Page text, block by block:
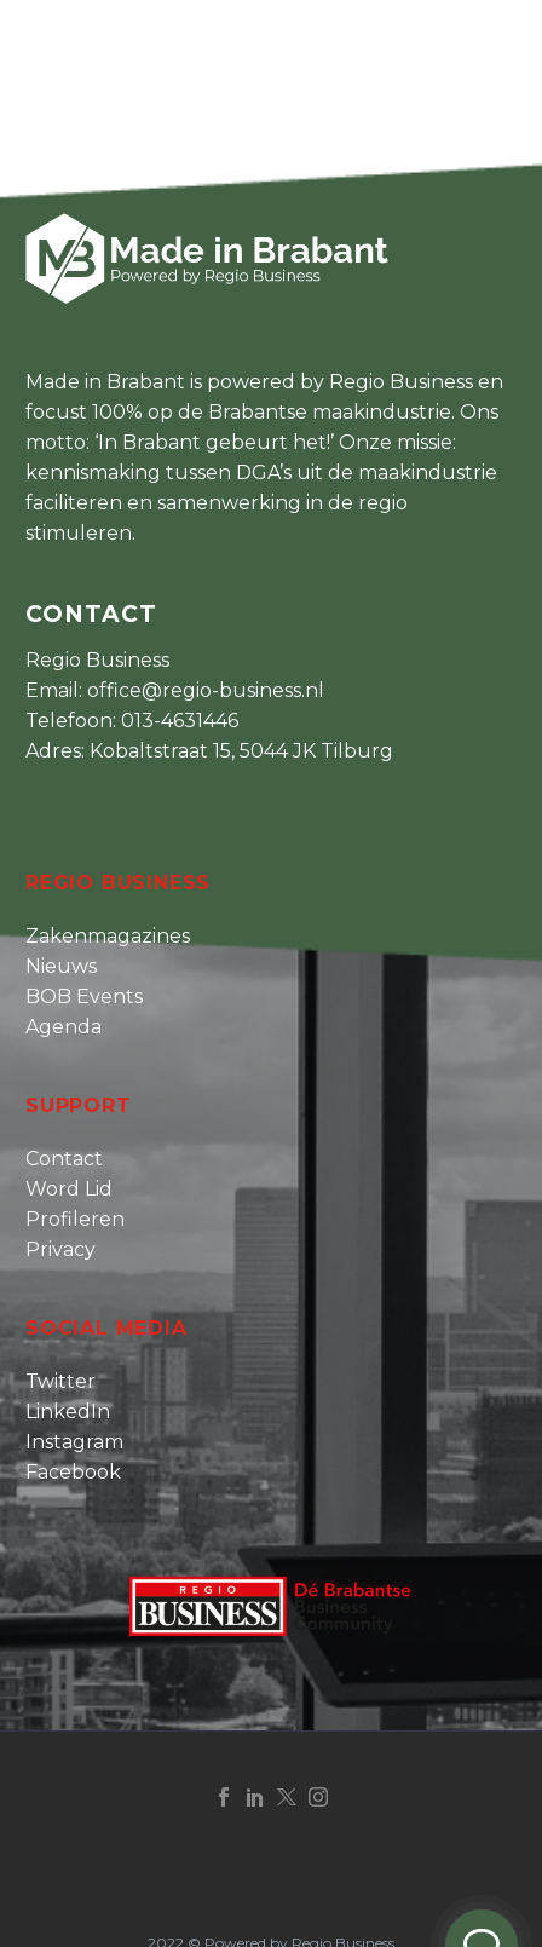
Made in Brabant is powered by Regio Business en
focust 100% op de Brabantse maakindustrie. Ons
motto: ‘In Brabant gebeurt het!’ Onze missie:
kennismaking tussen DGA’s uit de maakindustrie
faciliteren en samenwerking in de regio
stimuleren.
CONTACT
Regio Business
Email: office@regio-business.nl
Telefoon: 013-4631446
Adres: Kobaltstraat 15, 5044 JK Tilburg
REGIO BUSINESS
Zakenmagazines
Nieuws
BOB Events
Agenda
SUPPORT
Contact
Word Lid
Profileren
Privacy
SOCIAL MEDIA
Twitter
LinkedIn
Instagram
Facebook
2022 © Powered by Regio Business